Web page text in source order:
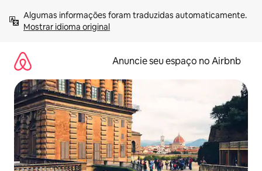
para
Mostrar idioma original
Anuncie seu espaço no Airbnb